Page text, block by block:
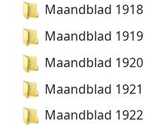
Maandblad 1918
Maandblad 1919
Maandblad 1920
Maandblad 1921
Maandblad 1922